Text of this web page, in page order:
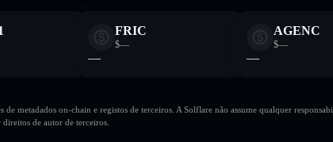
FRIC
$—
—
AGENC
$—
—
metadados on-chain e registos de terceiros. A Solflare não assume qualquer
de autor de terceiros.